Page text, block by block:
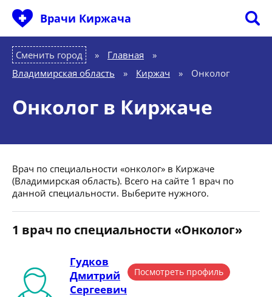
Врачи Киржача
Сменить город Главная
»
Владимирская область
» Киржач » Онколог
Онколог в Киржаче
Врач по специальности «онколог» в Киржаче
(Владимирская область). Всего на сайте 1 врач по
данной специальности. Выберите нужного.
1 врач по специальности «Онколог»
Гудков
Дмитрий
Сергеевич
Посмотреть профиль